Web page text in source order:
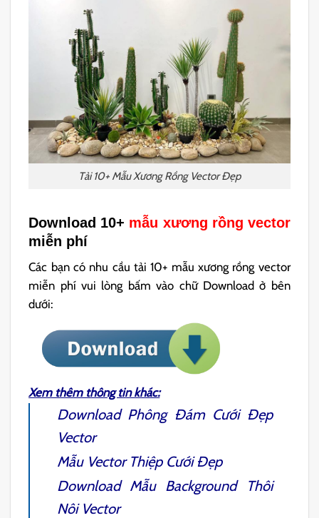
Tải 10+ Mẫu Xương Rồng Vector Đẹp
Download 10+ mẫu xương rồng vector
miễn phí
Các bạn có nhu cầu tải 10+ mẫu xương rồng vector
miễn phí vui lòng bấm vào chữ Download ở bên
dưới:
Xem thêm thông tin khác:
Download Phông Đám Cưới Đẹp
Vector
Mẫu Vector Thiệp CướiĐẹp
Download Mẫu Background Thôi
Nôi Vector